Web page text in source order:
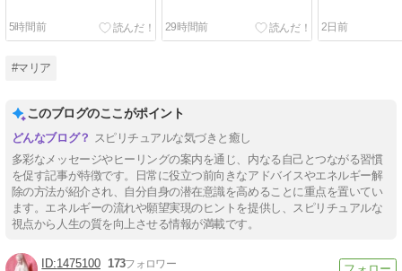
5時間前 29時間前 2日前
#マリア
このブログのここがポイント
スピリチュアルな気づきと癒し
多彩なメッセージやヒーリングの案内を通じ、内なる自己とつながる習慣
を促す記事が特徴です。日常に役立つ前向きなアドバイスやエネルギー解
除の方法が紹介され、自分自身の潜在意識を高めることに重点を置いてい
ます。エネルギーの流れや願望実現のヒントを提供し、スピリチュアルな
視点から人生の質を向上させる情報が満載です。
1475100 173